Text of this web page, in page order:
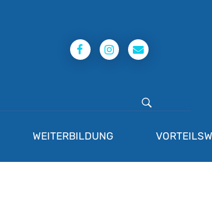
WEITERBILDUNG